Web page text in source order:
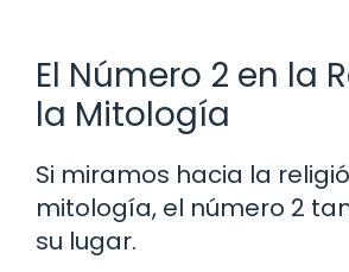
El Número 2 en la
la Mitología
Si miramos hacia la
mitología, el número 2
su lugar.